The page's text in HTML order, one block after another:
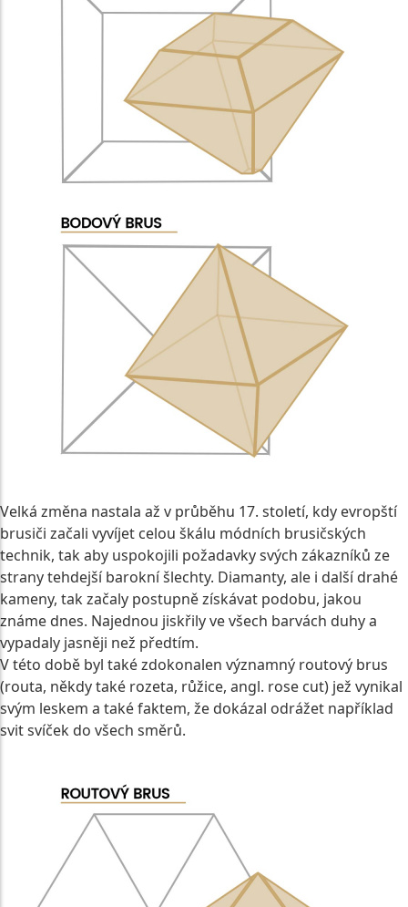
Velká změna nastala až v průběhu 17. století, kdy evropští
brusiči začali vyvíjet celou škálu módních brusičských
technik, tak aby uspokojili požadavky svých zákazníků ze
strany tehdejší barokní šlechty. Diamanty, ale i další drahé
kameny, tak začaly postupně získávat podobu, jakou
známe dnes. Najednou jiskřily ve všech barvách duhy a
vypadaly jasněji než předtím.
V této době byl také zdokonalen významný routový brus
(routa, někdy také rozeta, růžice, angl. rose cut) jež vynikal
svým leskem a také faktem, že dokázal odrážet například
svit svíček do všech směrů.